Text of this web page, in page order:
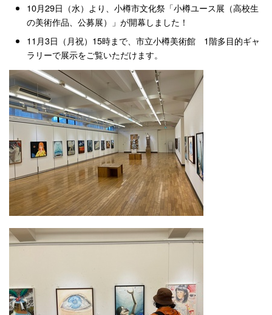
10月29日（水）より、小樽市文化祭「小樽ユース展（高校生
の美術作品、公募展）」が開幕しました！
11月3日（月祝）15時まで、市立小樽美術館 1階多目的ギャ
ラリーで展示をご覧いただけます。